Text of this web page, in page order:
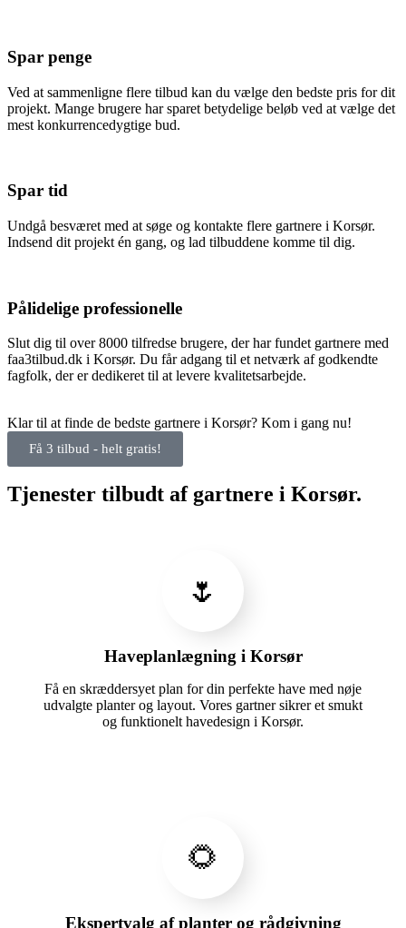
Spar penge
Ved at sammenligne flere tilbud kan du vælge den bedste pris for dit
projekt. Mange brugere har sparet betydelige beløb ved at vælge det
mest konkurrencedygtige bud.
Spar tid
Undgå besværet med at søge og kontakte flere gartnere i Korsør.
Indsend dit projekt én gang, og lad tilbuddene komme til dig.
Pålidelige professionelle
Slut dig til over 8000 tilfredse brugere, der har fundet gartnere med
faa3tilbud.dk i Korsør. Du får adgang til et netværk af godkendte
fagfolk, der er dedikeret til at levere kvalitetsarbejde.
Klar til at finde de bedste gartnere i Korsør? Kom i gang nu!
Få 3 tilbud - helt gratis!
Tjenester tilbudt af gartnere i Korsør.
🌷
Haveplanlægning i Korsør
Få en skræddersyet plan for din perfekte have med nøje
udvalgte planter og layout. Vores gartner sikrer et smukt
og funktionelt havedesign i Korsør.
🌻
Ekspertvalg af planter og rådgivning